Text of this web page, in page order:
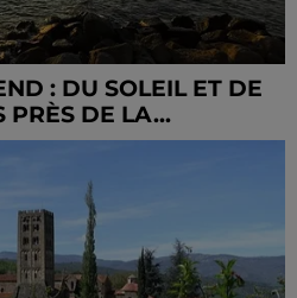
: DU SOLEIL ET DE
PRÈS DE LA...